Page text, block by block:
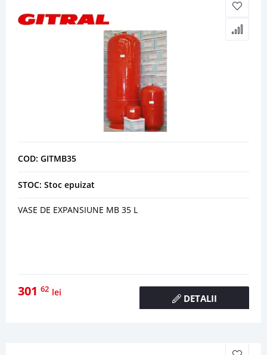
COD: GITMB35
STOC: Stoc epuizat
VASE DE EXPANSIUNE MB 35 L
301 62 lei
DETALII